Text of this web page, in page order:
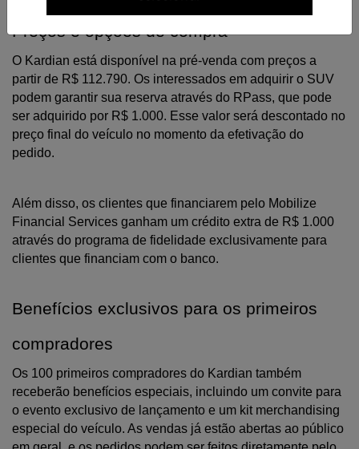
Preços e opções de compra
O Kardian está disponível na pré-venda com preços a
partir de R$ 112.790. Os interessados em adquirir o SUV
podem garantir sua reserva através do RPass, que pode
ser adquirido por R$ 1.000. Esse valor será descontado no
preço final do veículo no momento da efetivação do
pedido.
Além disso, os clientes que financiarem pelo Mobilize
Financial Services ganham um crédito extra de R$ 1.000
através do programa de fidelidade exclusivamente para
clientes que financiam com o banco.
Benefícios exclusivos para os primeiros
compradores
Os 100 primeiros compradores do Kardian também
receberão benefícios especiais, incluindo um convite para
o evento exclusivo de lançamento e um kit merchandising
especial do veículo. As vendas já estão abertas ao público